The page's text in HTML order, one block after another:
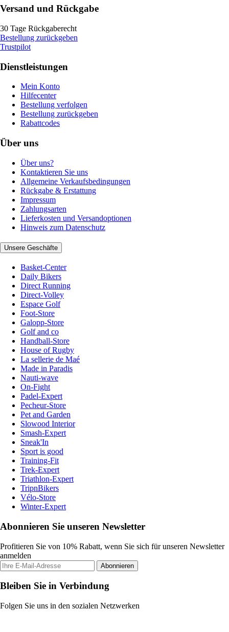
Versand und Rückgabe
30 Tage Rückgaberecht
Bestellung zurückgeben
Trustpilot
Dienstleistungen
Mein Konto
Hilfecenter
Bestellung verfolgen
Bestellung zurückgeben
Rabattcodes
Über uns
Über uns?
Kontaktieren Sie uns
Allgemeine Verkaufsbedingungen
Rückgabe & Erstattung
Impressum
Zahlungsarten
Lieferkosten und Versandoptionen
Hinweis zum Datenschutz
Unsere Geschäfte
Basket-Center
Daily Bikers
Direct Running
Direct-Volley
Espace Golf
Foot-Store
Galopp-Store
Golf and co
Handball-Store
House of Rugby
La sellerie de Maé
Made in Paradis
Nauti-wave
On-Fight
Padel-Expert
Pecheur-Store
Pet and Garden
Slowood Interior
Smash-Expert
Sneak'In
Sport is good
Training-Fit
Trek-Expert
Triathlon-Expert
TripnBikers
Vélo-Store
Winter-Expert
Abonnieren Sie unseren Newsletter
Profitieren Sie von 10% Rabatt, wenn Sie sich für unseren Newsletter
anmelden
Abonnieren
Bleiben Sie in Verbindung
Folgen Sie uns in den sozialen Netzwerken